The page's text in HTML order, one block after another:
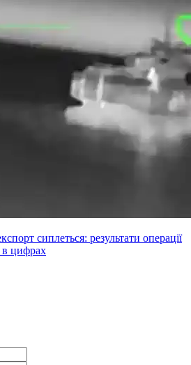
сиплеться: результати операції
цифрах